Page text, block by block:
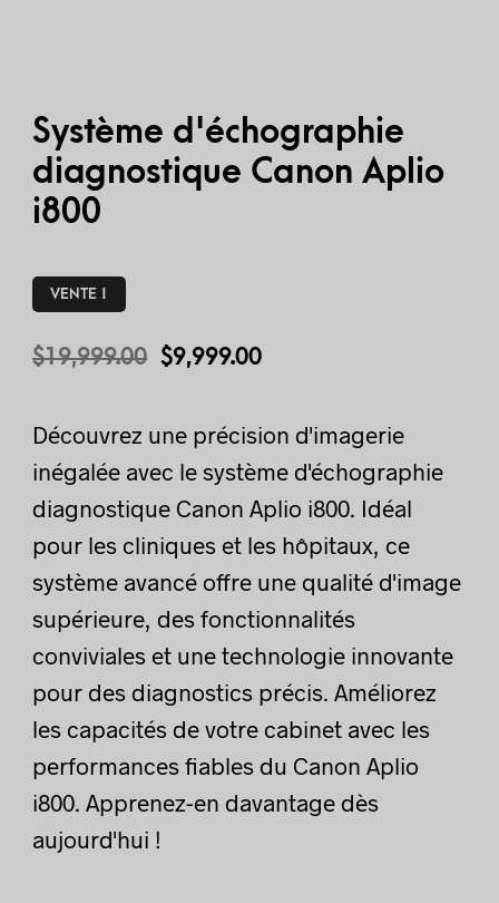
Système d'échographie
diagnostique Canon Aplio
i800
VENTE !
$19,999.00 $9,999.00
Découvrez une précision d'imagerie
inégalée avec le système d'échographie
diagnostique Canon Aplio i800. Idéal
pour les cliniques et les hôpitaux, ce
système avancé offre une qualité d'image
supérieure, des fonctionnalités
conviviales et une technologie innovante
pour des diagnostics précis. Améliorez
les capacités de votre cabinet avec les
performances fiables du Canon Aplio
i800. Apprenez-en davantage dès
aujourd'hui !